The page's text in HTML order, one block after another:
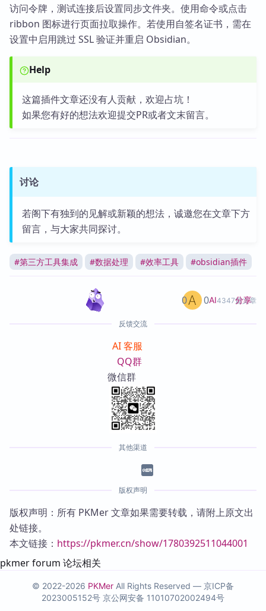
访问令牌，测试连接后设置同步文件夹。使用命令或点击
ribbon 图标进行页面拉取操作。若使用自签名证书，需在
设置中启用跳过 SSL 验证并重启 Obsidian。
Help
这篇插件文章还没有人贡献，欢迎占坑！
如果您有好的想法欢迎提交PR或者文末留言。
讨论
若阁下有独到的见解或新颖的想法，诚邀您在文章下方
留言，与大家共同探讨。
#第三方工具集成 #数据处理 #效率工具 #obsidian插件
AI4347篇文章
0 0 分享
反馈交流
AI 客服
QQ群
微信群
其他渠道
版权声明
版权声明：所有 PKMer 文章如果需要转载，请附上原文出
处链接。
本文链接： https://pkmer.cn/show/1780392511044001
pkmer forum 论坛相关
© 2022-2026 PKMer All Rights Reserved — 京ICP备
2023005152号 京公网安备 11010702002494号